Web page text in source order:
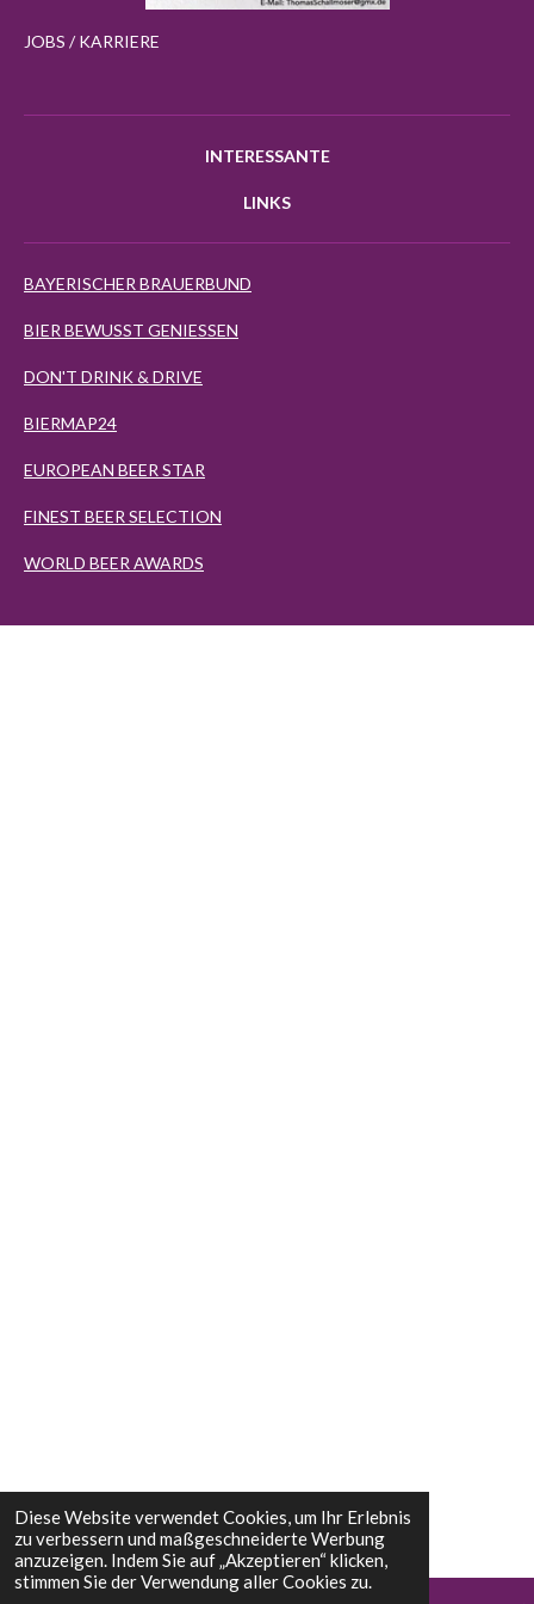
Diese Website verwendet Cookies, um Ihr Erlebnis
zu verbessern und maßgeschneiderte Werbung
anzuzeigen. Indem Sie auf „Akzeptieren“ klicken,
stimmen Sie der Verwendung aller Cookies zu.
JOBS / KARRIERE
INTERESSANTE
LINKS
BAYERISCHER BRAUERBUND
BIER BEWUSST GENIESSEN
DON'T DRINK & DRIVE
BIERMAP24
EUROPEAN BEER STAR
FINEST BEER SELECTION
WORLD BEER AWARDS